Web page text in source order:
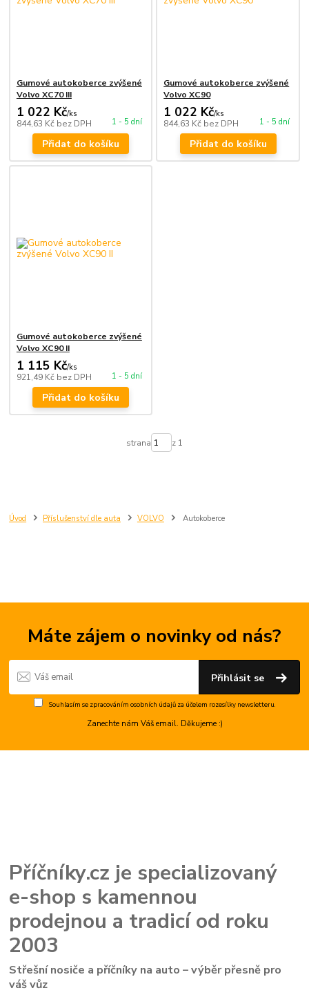
Úvod Příslušenství dle auta VOLVO Autokoberce
Gumové autokoberce zvýšené
Volvo XC70 III
1 022 Kč/ks
844,63 Kč bez DPH 1 - 5 dní
Přidat do košíku
Gumové autokoberce zvýšené
Volvo XC90
1 022 Kč/ks
844,63 Kč bez DPH 1 - 5 dní
Přidat do košíku
Gumové autokoberce zvýšené
Volvo XC90 II
1 115 Kč/ks
921,49 Kč bez DPH 1 - 5 dní
Přidat do košíku
strana z 1
Máte zájem o novinky od nás?
Přihlásit se
Souhlasím se zpracováním osobních údajůza účelem rozesílky newsletteru.
Zanechte nám Váš email. Děkujeme :)
Příčníky.cz je specializovaný
e-shop s kamennou
prodejnou a tradicí od roku
2003
Střešní nosiče a příčníky na auto – výběr přesně pro
váš vůz